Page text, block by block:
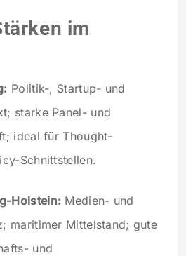
im
Politik-, Startup- und
starke Panel- und
ideal für Thought-
Schnittstellen.
Holstein: Medien- und
maritimer Mittelstand; gute
und